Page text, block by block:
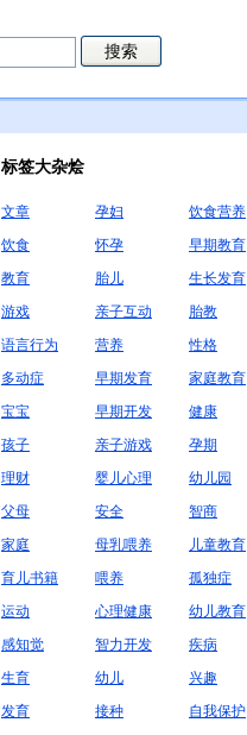
标签大杂烩
文章 孕妇
饮食营养
饮食
怀孕
早期教育
教育
胎儿
生长发育
游戏
亲子互动
胎教
语言行为
营养
性格
多动症
早期发育
家庭教育
宝宝
早期开发
健康
孩子
亲子游戏
孕期
理财
婴儿心理
幼儿园
父母
安全
智商
家庭
母乳喂养
儿童教育
育儿书籍
喂养
孤独症
运动
心理健康
幼儿教育
感知觉
智力开发
疾病
生育
幼儿
兴趣
发育
接种
自我保护